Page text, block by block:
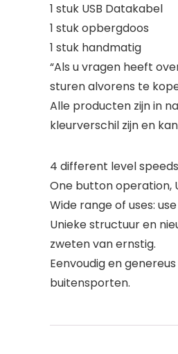
1 stuk USB Datakabel
1 stuk opbergdoos
1 stuk handmatig
“Als u vragen heeft
sturen alvorens te
Alle producten zijn in
kleurverschil zijn en
4 different level
One button operation,
Wide range of uses:
Unieke structuur en
zweten van ernstig.
Eenvoudig en
buitensporten.